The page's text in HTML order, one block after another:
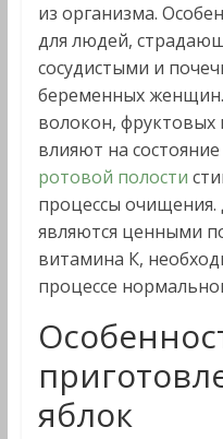
из организма.
для людей,
сосудистыми и
беременных
волокон, фруктовых
влияют на
ротовой полости
процессы
являются ценными
витамина К,
процессе
яблок